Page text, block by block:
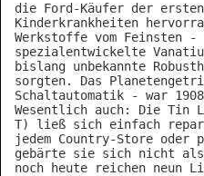
die Ford-Käufer der
Kinderkrankheiten
Werkstoffe vom Feinsten -
spezialentwickelte
bislang unbekannte
sorgten. Das
Schaltautomatik - war
Wesentlich auch: Die Tin
T) ließ sich einfach
jedem Country-Store
gebärte sie sich nicht als
noch heute reichen neun